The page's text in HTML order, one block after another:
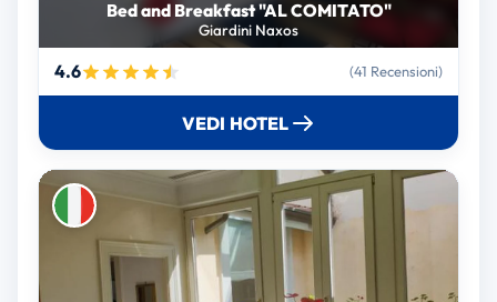
Bed and Breakfast "AL COMITATO"
Giardini Naxos
4.6 (41 Recensioni)
VEDI HOTEL